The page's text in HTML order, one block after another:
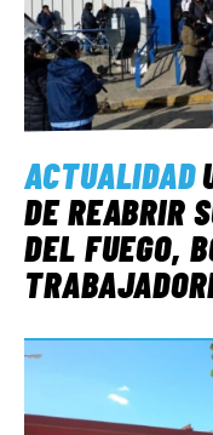
ACTUALIDAD
DE REABRIR
DEL FUEGO,